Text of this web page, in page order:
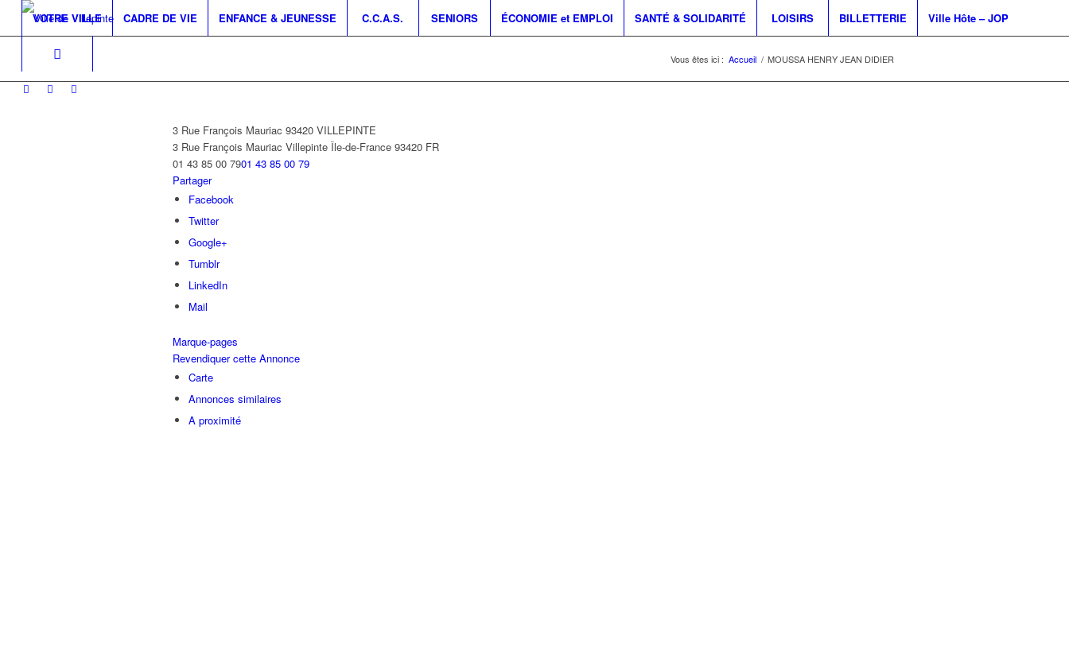
VOTRE VILLE CADRE DE VIE ENFANCE & JEUNESSE C.C.A.S. SENIORS ÉCONOMIE et EMPLOI SANTÉ & SOLIDARITÉ LOISIRS BILLETTERIE Ville Hôte – JOP
Vous êtes ici : Accueil / MOUSSA HENRY JEAN DIDIER
3 Rue François Mauriac 93420 VILLEPINTE
3 Rue François Mauriac Villepinte Île-de-France 93420 FR
01 43 85 00 7901 43 85 00 79
Partager
Facebook
Twitter
Google+
Tumblr
LinkedIn
Mail
Marque-pages
Revendiquer cette Annonce
Carte
Annonces similaires
A proximité